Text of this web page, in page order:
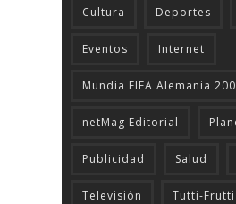
Cultura Deportes
Eventos Internet
Mundia FIFA Alemania
netMag Editorial
Publicidad Salud
Televisión Tutti-Frutti